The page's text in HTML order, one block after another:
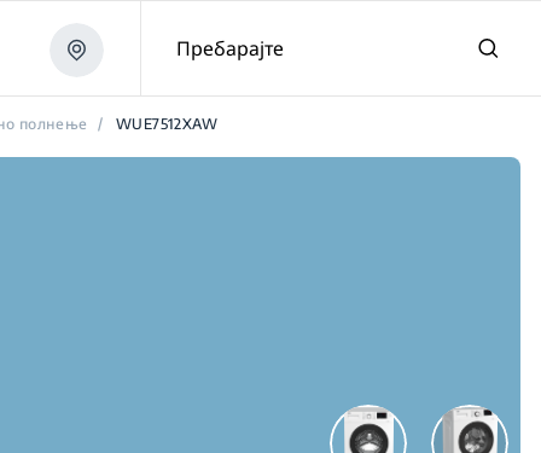
Пребарајте
полнење / WUE7512XAW